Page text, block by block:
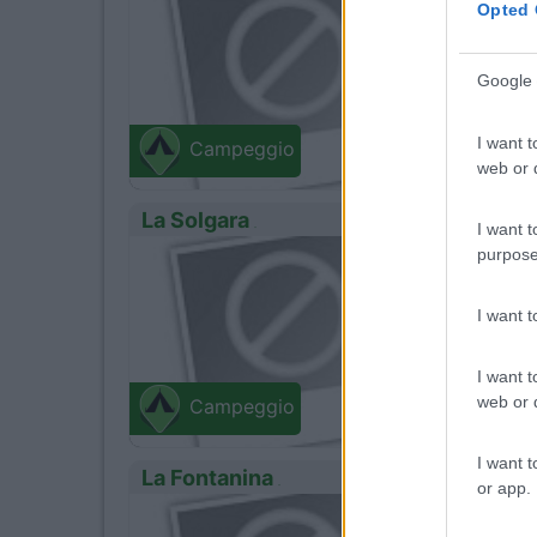
Opted
Google
I want
web or
I want
I want
I want
web or
I want
or app.
Campeggio
Via
La Solgara
Campeggio
La Fontanina